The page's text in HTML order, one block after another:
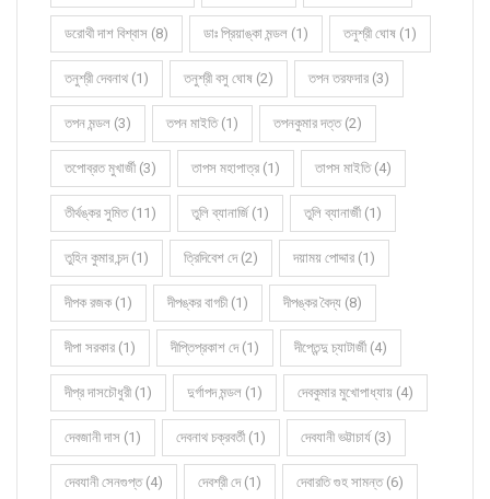
ডরোথী দাশ বিশ্বাস (8) ডাঃ প্রিয়াঙ্কা মন্ডল (1) তনুশ্রী ঘোষ (1)
তনুশ্রী দেবনাথ (1) তনুশ্রী বসু ঘোষ (2) তপন তরফদার (3)
তপন মন্ডল (3) তপন মাইতি (1) তপনকুমার দত্ত (2)
তপোব্রত মুখার্জী (3) তাপস মহাপাত্র (1) তাপস মাইতি (4)
তীর্থঙ্কর সুমিত (11) তুলি ব্যানার্জি (1) তুলি ব্যানার্জী (1)
তুহিন কুমার চন্দ (1) ত্রিদিবেশ দে (2) দয়াময় পোদ্দার (1)
দীপক রজক (1) দীপঙ্কর বাগচী (1) দীপঙ্কর বৈদ্য (8)
দীপা সরকার (1) দীপ্তিপ্রকাশ দে (1) দীপ্তেন্দু চ্যাটার্জী (4)
দীপ্র দাসচৌধুরী (1) দুর্গাপদ মন্ডল (1) দেবকুমার মুখোপাধ্যায় (4)
দেবজানী দাস (1) দেবনাথ চক্রবর্তী (1) দেবযানী ভট্টাচার্য (3)
দেবযানী সেনগুপ্ত (4) দেবশ্রী দে (1) দেবারতি গুহ সামন্ত (6)